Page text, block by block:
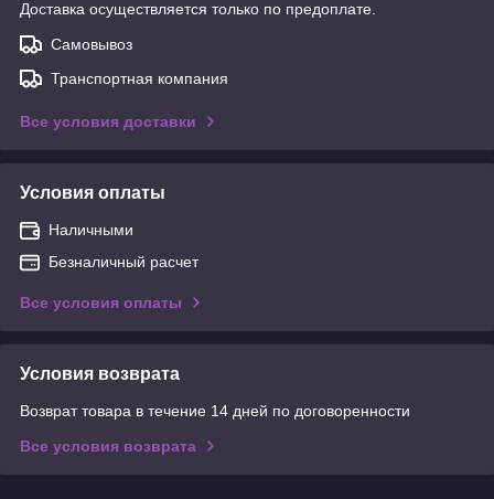
Доставка осуществляется только по предоплате.
Самовывоз
Транспортная компания
Все условия доставки
Условия оплаты
Наличными
Безналичный расчет
Все условия оплаты
Условия возврата
Возврат товара в течение 14 дней по договоренности
Все условия возврата